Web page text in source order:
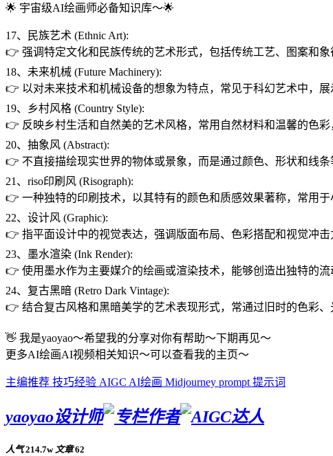
🌟 宇宙级AI绘画师必备知识库～🌟
17、民族艺术 (Ethnic Art):
👉 强调特定文化和民族传统的艺术形式，包括传统工艺、图案和象
18、未来机械 (Future Machinery):
👉 以对未来技术和机械设备的想象为特点，常见于科幻艺术中，展
19、乡村风格 (Country Style):
👉 反映乡村生活和自然美的艺术风格，常用自然材料和温馨的色彩
20、抽象风 (Abstract):
👉 不直接描绘现实世界的物体或景象，而是通过颜色、形状和线条
21、riso印刷风 (Risograph):
👉 一种独特的印刷技术，以其特有的颜色和质感效果著称，常用于
22、设计风 (Graphic):
👉 指平面设计中的视觉表达，强调版面布局、色彩搭配和视觉冲击
23、墨水渲染 (Ink Render):
👉 使用墨水作为主要媒介的绘画或渲染技术，能够创造出独特的
24、复古黑暗 (Retro Dark Vintage):
👉 结合复古风格和黑暗美学的艺术表现形式，常通过旧时的色彩
👋 我是yaoyao～希望我的分享对你有帮助～下期再见～
更多AI绘画AI视频相关知识～可以查看我的主页～
主编推荐 技巧经验 AIGC AI绘画 Midjourney prompt 提示词
yaoyao设计师
人气 214.7w 文章 62